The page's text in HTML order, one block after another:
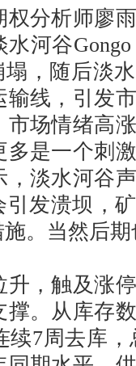
分析师廖雨
河谷
，随后淡
线，引发
场情绪高
是一个刺
淡水河谷
引发溃坝，
。当然后
，触及涨停
。从库存
续7周去库